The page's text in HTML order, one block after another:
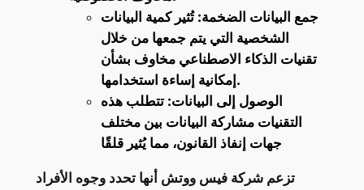
جمع البيانات الضخمة: تُثير كمية البيانات
الشخصية التي يتم جمعها من خلال
تقنيات الذكاء الاصطناعي مخاوف بشأن
إمكانية إساءة استخدامها.
الوصول إلى البيانات: تتطلب هذه
التقنيات مشاركة البيانات بين مختلف
جهات إنفاذ القانون، مما يُثير قلقًا
تزعم شركة فيس ووتش أنها تحدد وجوه الأفراد